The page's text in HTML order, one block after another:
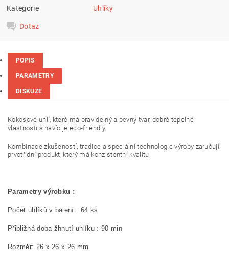
Kategorie Uhlíky
Dotaz
POPIS
PARAMETRY
DISKUZE
Kokosové uhlí, které má pravidelný a pevný tvar, dobré tepelné
vlastnosti a navíc je eco-friendly.
Kombinace zkušeností, tradice a speciální technologie výroby zaručují
prvotřídní produkt, který má konzistentní kvalitu.
Parametry výrobku :
Počet uhlíků v balení : 64 ks
Přibližná doba žhnutí uhlíku : 90 min
Rozměr: 26 x 26 x 26 mm